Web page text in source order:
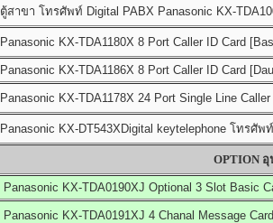
ตู้สาขา โทรศัพท์ Digital PABX Panasonic KX-
Panasonic KX-TDA1180X 8 Port Caller ID Card
Panasonic KX-TDA1186X 8 Port Caller ID Card
Panasonic KX-TDA1178X 24 Port Single Line
Panasonic KX-DT543XDigital keytelephone โทรศั
OPTION
Panasonic KX-TDA0190XJ Optional 3 Slot Basic
Panasonic KX-TDA0191XJ 4 Chanal Message